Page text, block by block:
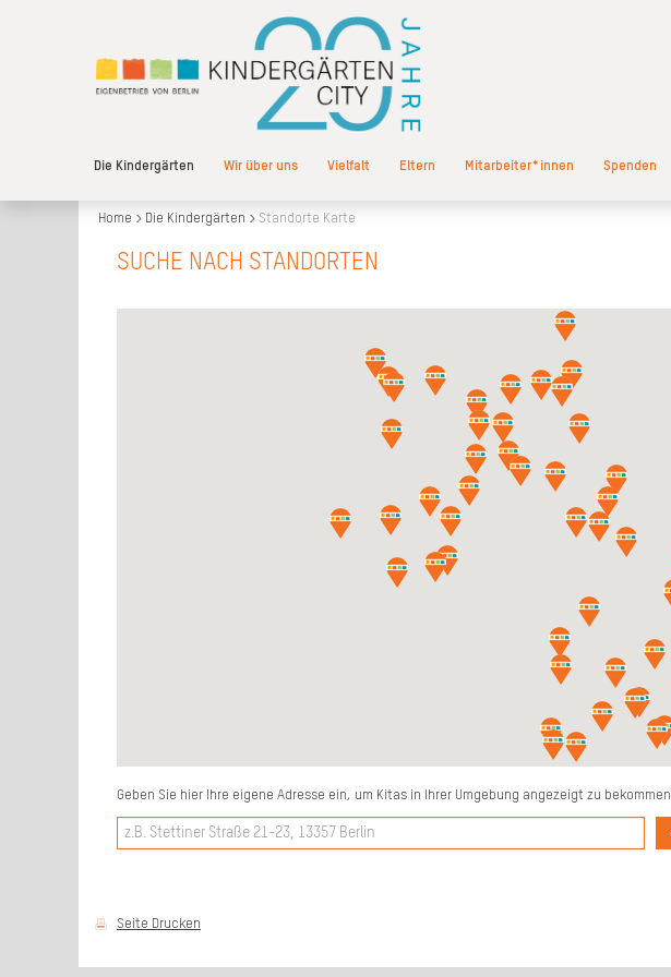
Die Kindergärten Wir über uns Vielfalt Eltern Mitarbeiter*innen Spenden
Home Die Kindergärten Standorte Karte
SUCHE NACH STANDORTEN
Geben Sie hier Ihre eigene Adresse ein, um Kitas in Ihrer Umgebung angezeigt zu bekommen.
Seite Drucken